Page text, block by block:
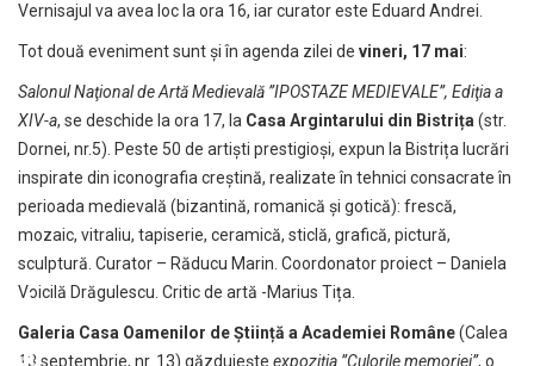
Vernisajul va avea loc la ora 16, iar curator este Eduard Andrei.
Tot două eveniment sunt și în agenda zilei de vineri, 17 mai:
Salonul Naţional de Artă Medievală ”IPOSTAZE MEDIEVALE”, Ediţia a
XIV-a, se deschide la ora 17, la Casa Argintarului din Bistrița(str.
Dornei, nr.5). Peste 50 de artişti prestigioşi, expun la Bistrița lucrări
inspirate din iconografia creştină, realizate în tehnici consacrate în
perioada medievală (bizantină, romanică şi gotică): frescă,
mozaic, vitraliu, tapiserie, ceramică, sticlă, grafică, pictură,
sculptură. Curator – Răducu Marin. Coordonator proiect – Daniela
Voicilă Drăgulescu. Critic de artă -Marius Tița.
Galeria Casa Oamenilor de Știință a Academiei Române(Calea
13 septembrie, nr. 13) găzduiește expoziția ”Culorile memoriei”, o